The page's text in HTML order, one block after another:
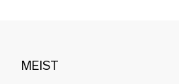
MEIST